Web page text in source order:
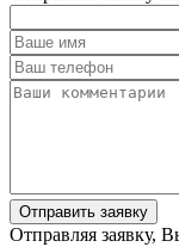
Отправить заявку
Отправляя заявку,